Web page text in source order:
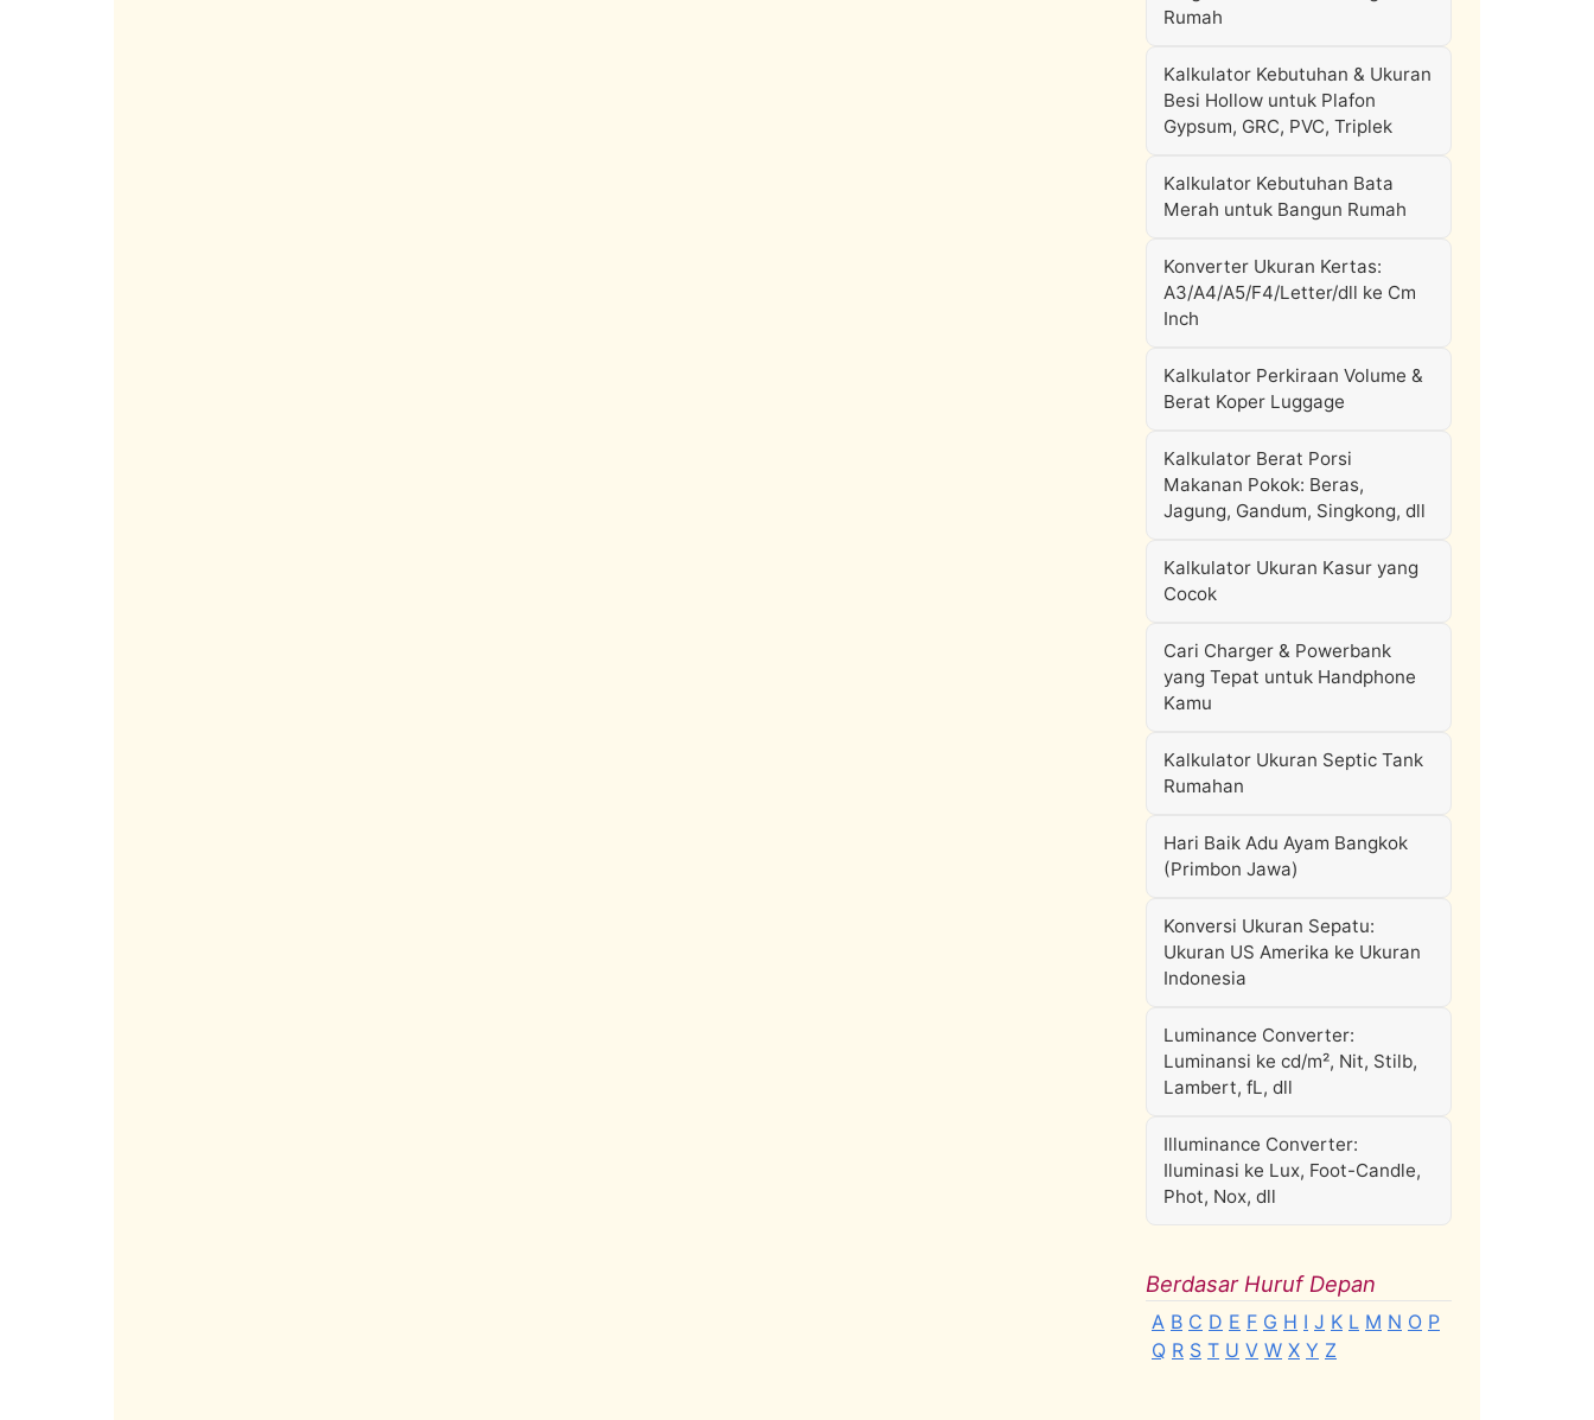
Rumah
Kalkulator Kebutuhan & Ukuran
Besi Hollow untuk Plafon
Gypsum, GRC, PVC, Triplek
Kalkulator Kebutuhan Bata
Merah untuk Bangun Rumah
Konverter Ukuran Kertas:
A3/A4/A5/F4/Letter/dll ke Cm
Inch
Kalkulator Perkiraan Volume &
Berat Koper Luggage
Kalkulator Berat Porsi
Makanan Pokok: Beras,
Jagung, Gandum, Singkong, dll
Kalkulator Ukuran Kasur yang
Cocok
Cari Charger & Powerbank
yang Tepat untuk Handphone
Kamu
Kalkulator Ukuran Septic Tank
Rumahan
Hari Baik Adu Ayam Bangkok
(Primbon Jawa)
Konversi Ukuran Sepatu:
Ukuran US Amerika ke Ukuran
Indonesia
Luminance Converter:
Luminansi ke cd/m², Nit, Stilb,
Lambert, fL, dll
Illuminance Converter:
Iluminasi ke Lux, Foot-Candle,
Phot, Nox, dll
Berdasar Huruf Depan
A B C D E F G H I J K L M N O P
Q R S T U V W X Y Z